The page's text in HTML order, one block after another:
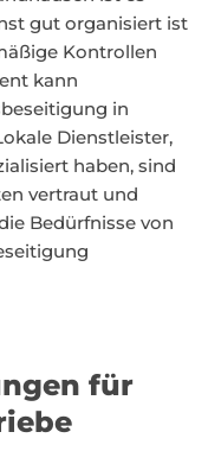
gut organisiert ist
Kontrollen
kann
in
Dienstleister,
haben, sind
vertraut und
Bedürfnisse von
für